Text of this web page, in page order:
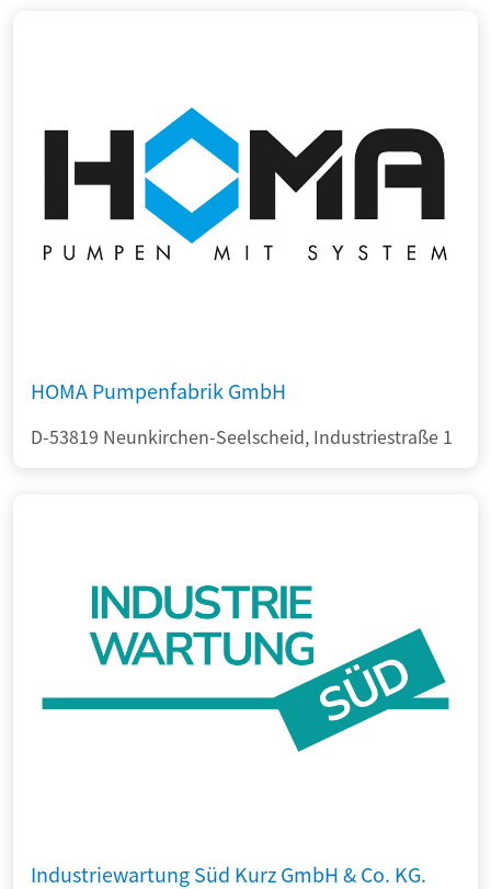
HOMA Pumpenfabrik GmbH
D-53819 Neunkirchen-Seelscheid, Industriestraße 1
Industriewartung Süd Kurz GmbH & Co. KG.